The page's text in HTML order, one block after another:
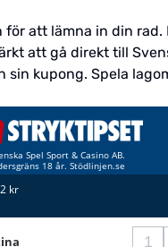
att lämna in din rad.
att gå direkt till
sin kupong. Spela